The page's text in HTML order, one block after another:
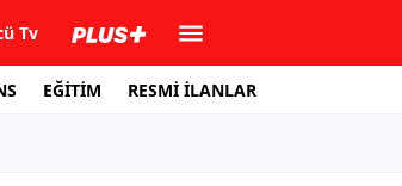
Tv
EĞİTİM RESMİ İLANLAR